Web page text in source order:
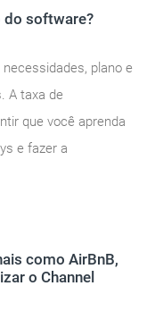
do software?
plano e
A taxa de
que você aprenda
e fazer a
como AirBnB,
o Channel